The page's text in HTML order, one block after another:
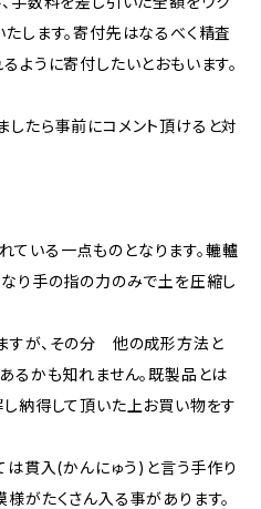
します。寄付先はなるべく精査
ように寄付したいとおもいます。
たら事前にコメント頂けると対
ている一点ものとなります。轆轤
り手の指の力のみで土を圧縮し
すが、その分 他の成形方法と
るかも知れません。既製品とは
納得して頂いた上お買い物をす
は貫入(かんにゅう)と言う手作り
がたくさん入る事があります。